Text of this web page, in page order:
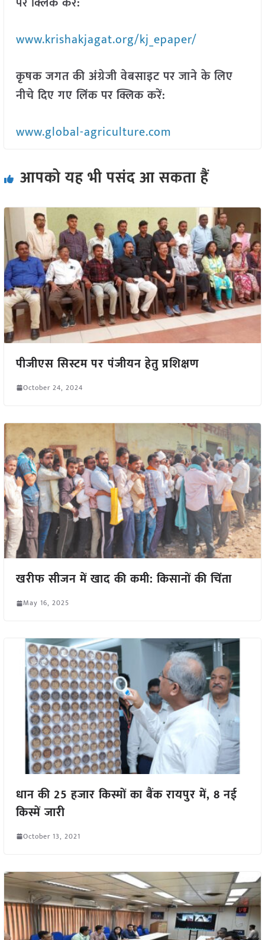
www.krishakjagat.org/kj_epaper/
कृषक जगत की अंग्रेजी वेबसाइट पर जाने के लिए
नीचे दिए गए लिंक पर क्लिक करें:
www.global-agriculture.com
आपको यह भी पसंद आ सकता हैं
पीजीएस सिस्टम पर पंजीयन हेतु प्रशिक्षण
October 24, 2024
खरीफ सीजन में खाद की कमी: किसानों की चिंता
May 16, 2025
धान की 25 हजार किस्मों का बैंक रायपुर में, 8 नई
किस्में जारी
October 13, 2021